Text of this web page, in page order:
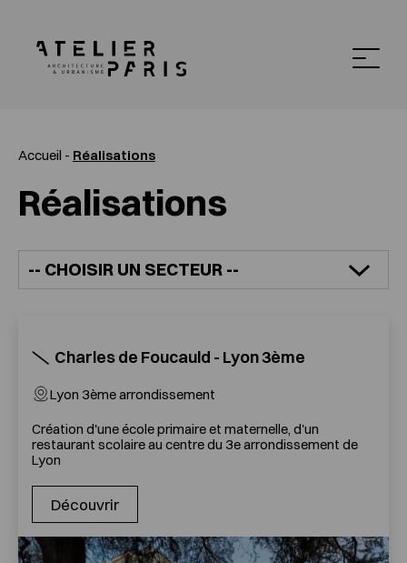
Accueil - Réalisations
Réalisations
Charles de Foucauld - Lyon 3ème
Lyon 3ème arrondissement
Création d'une école primaire et maternelle, d'un
restaurant scolaire au centre du 3e arrondissement de
Lyon
Découvrir